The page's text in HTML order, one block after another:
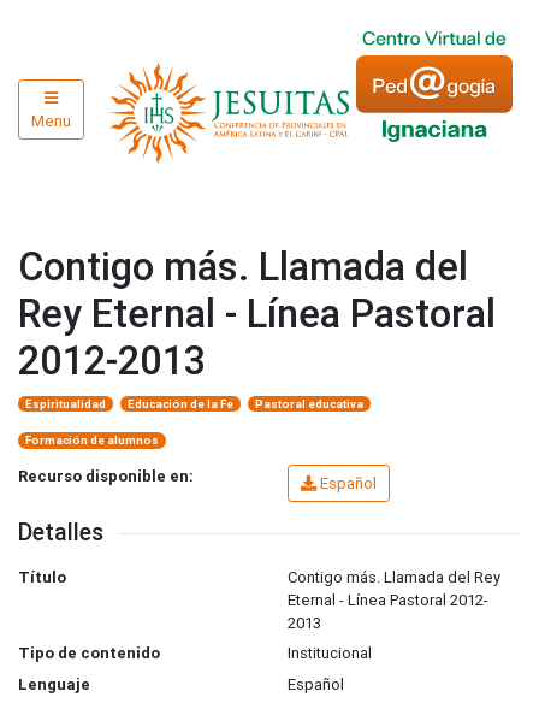
Menu
Contigo más. Llamada del
Rey Eternal - Línea Pastoral
2012-2013
Espiritualidad Educación de la Fe Pastoral educativa
Formación de alumnos
Recurso disponible en: Español
Detalles
Título
Contigo más. Llamada del Rey
Eternal - Línea Pastoral 2012-
2013
Tipo de contenido
Institucional
Lenguaje
Español